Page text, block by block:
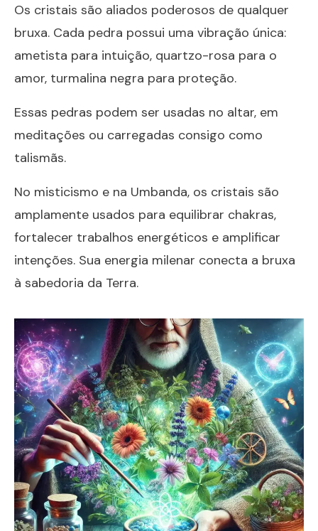
Os cristais são aliados poderosos de qualquer
bruxa. Cada pedra possui uma vibração única:
ametista para intuição, quartzo-rosa para o
amor, turmalina negra para proteção.
Essas pedras podem ser usadas no altar, em
meditações ou carregadas consigo como
talismãs.
No misticismo e na Umbanda, os cristais são
amplamente usados para equilibrar chakras,
fortalecer trabalhos energéticos e amplificar
intenções. Sua energia milenar conecta a bruxa
à sabedoria da Terra.